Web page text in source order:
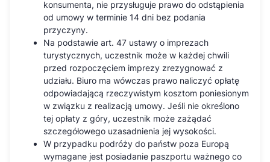
konsumenta, nie przysługuje prawo do odstąpienia
od umowy w terminie 14 dni bez podania
przyczyny.
Na podstawie art. 47 ustawy o imprezach
turystycznych, uczestnik może w każdej chwili
przed rozpoczęciem imprezy zrezygnować z
udziału. Biuro ma wówczas prawo naliczyć opłatę
odpowiadającą rzeczywistym kosztom poniesionym
w związku z realizacją umowy. Jeśli nie określono
tej opłaty z góry, uczestnik może zażądać
szczegółowego uzasadnienia jej wysokości.
W przypadku podróży do państw poza Europą
wymagane jest posiadanie paszportu ważnego co